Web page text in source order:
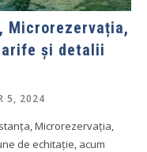
Microrezervația,
și detalii
5, 2024
Microrezervația,
de echitație, acum